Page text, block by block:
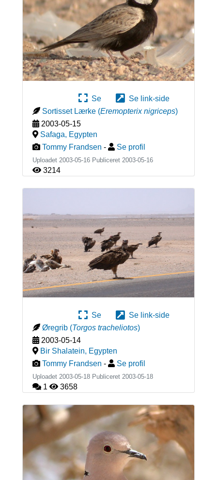
Se
Se link-side
Sortisset Lærke (Eremopterix nigriceps)
2003-05-15
Safaga, Egypten
Tommy Frandsen - Se profil
Uploadet 2003-05-16 Publiceret 2003-05-16
3214
Se
Se link-side
Øregrib (Torgos tracheliotos)
2003-05-14
Bir Shalatein, Egypten
Tommy Frandsen - Se profil
Uploadet 2003-05-18 Publiceret 2003-05-18
1 3658